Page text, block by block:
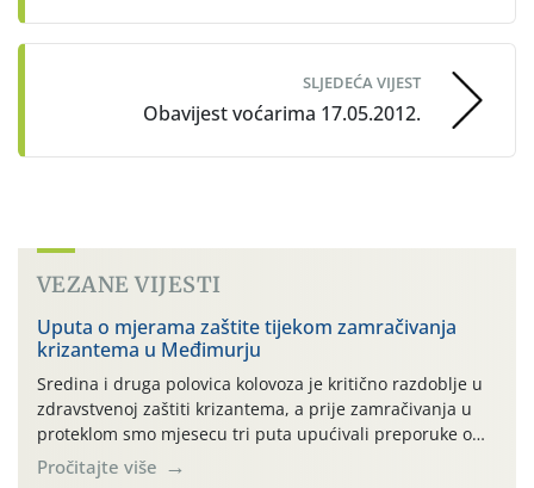
SLJEDEĆA VIJEST
Obavijest voćarima 17.05.2012.
VEZANE VIJESTI
Uputa o mjerama zaštite tijekom zamračivanja
krizantema u Međimurju
Sredina i druga polovica kolovoza je kritično razdoblje u
zdravstvenoj zaštiti krizantema, a prije zamračivanja u
proteklom smo mjesecu tri puta upućivali preporuke o
preventivnim mjerama zaštite krizantema od najčešćih
uzročnika bolesti, štetnika i fito-fagnih grinja (23.7., 14.7.,
Pročitajte više